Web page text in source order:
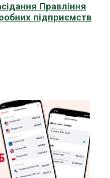
Правління
підприємств